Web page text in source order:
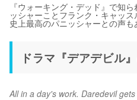
『ウォーキング・デッド』で知
ッシャーことフランク・キャッ
史上最高のパニッシャーとの声
ドラマ『デアデビル
All in a day's work. Daredevil